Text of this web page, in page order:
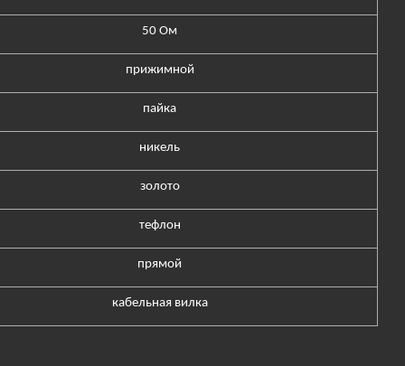
50 Ом
прижимной
пайка
никель
золото
тефлон
прямой
кабельная вилка